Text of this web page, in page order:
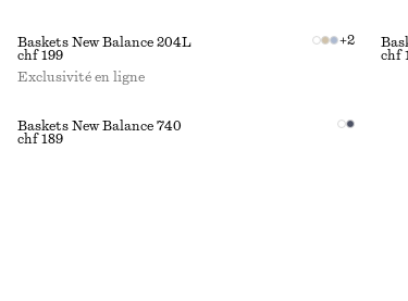
Baskets New Balance 204L
chf 199
+2
Exclusivité en ligne
chf
Baskets New Balance 740
chf 189